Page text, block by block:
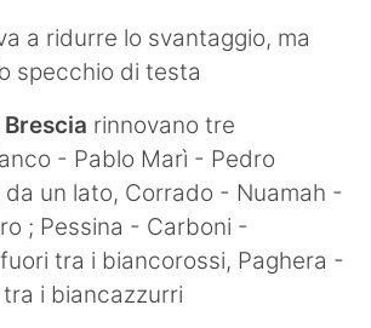
a ridurre lo svantaggio, ma
specchio di testa
Brescia rinnovano tre
- Pablo Marì - Pedro
un lato, Corrado - Nuamah -
; Pessina - Carboni -
tra i biancorossi, Paghera -
i biancazzurri